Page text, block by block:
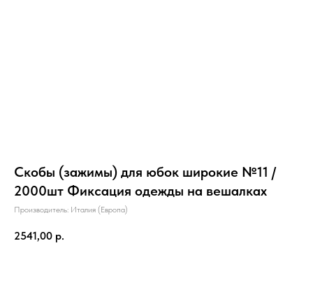
Скобы (зажимы) для юбок широкие №11 /
2000шт Фиксация одежды на вешалках
Производитель: Италия (Европа)
2541,00 р.